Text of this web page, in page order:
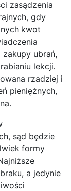
zasądzenia
gdy
kwot
zakupy ubrań,
lekcji.
rzadziej i
pieniężnych,
sąd będzie
formy
a jedynie